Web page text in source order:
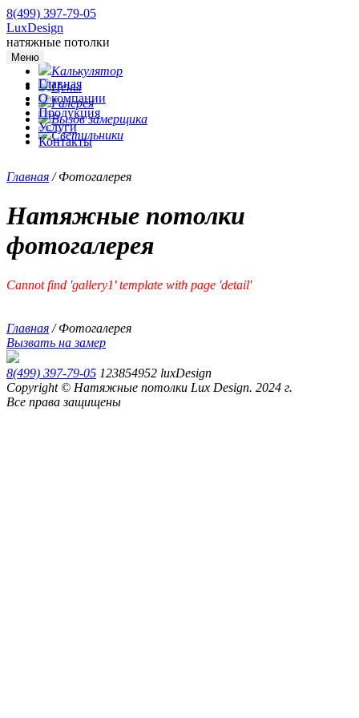
8(499) 397-79-05
LuxDesign
натяжные потолки
Меню
Главная
О компании
Продукция
Услуги
Контакты
Калькулятор
Цены
Галерея
Вызов замерщика
Светильники
Главная /Фотогалерея
Натяжные потолки
фотогалерея
Cannot find 'gallery1' template with page 'detail'
Главная /Фотогалерея
Вызвать на замер
8(499) 397-79-05 123854952 luxDesign
Copyright © Натяжные потолки Lux Design. 2024 г.
Все права защищены